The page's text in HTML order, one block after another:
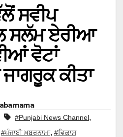
ਸਵੀਪ
ਸਲੱਮ ਏਰੀਆ
ਵੋਟਾਂ
ਕੀਤਾ
#Punjabi News Channel,
#ਪੰਜਾਬੀ ਖ਼ਬਰਨਾਮਾ, #ਵਿਕਾਸ